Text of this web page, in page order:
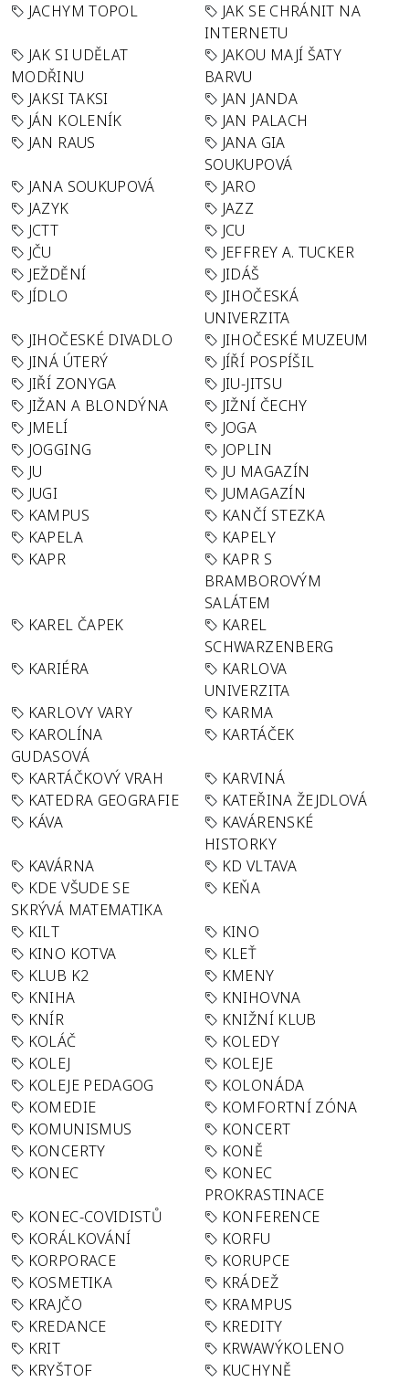
JACHYM TOPOL
JAK SE CHRÁNIT NA
INTERNETU
JAK SI UDĚLAT
MODŘINU
JAKOU MAJÍ ŠATY
BARVU
JAKSI TAKSI
JAN JANDA
JÁN KOLENÍK
JAN PALACH
JAN RAUS
JANA GIA
SOUKUPOVÁ
JANA SOUKUPOVÁ
JARO
JAZYK
JAZZ
JCTT
JCU
JČU
JEFFREY A. TUCKER
JEŽDĚNÍ
JIDÁŠ
JÍDLO
JIHOČESKÁ
UNIVERZITA
JIHOČESKÉ DIVADLO
JIHOČESKÉ MUZEUM
JINÁ ÚTERÝ
JÍŘÍ POSPÍŠIL
JIŘÍ ZONYGA
JIU-JITSU
JIŽAN A BLONDÝNA
JIŽNÍ ČECHY
JMELÍ
JOGA
JOGGING
JOPLIN
JU
JU MAGAZÍN
JUGI
JUMAGAZÍN
KAMPUS
KANČÍ STEZKA
KAPELA
KAPELY
KAPR
KAPR S
BRAMBOROVÝM
SALÁTEM
KAREL ČAPEK
KAREL
SCHWARZENBERG
KARIÉRA
KARLOVA
UNIVERZITA
KARLOVY VARY
KARMA
KAROLÍNA
GUDASOVÁ
KARTÁČEK
KARTÁČKOVÝ VRAH
KARVINÁ
KATEDRA GEOGRAFIE
KATEŘINA ŽEJDLOVÁ
KÁVA
KAVÁRENSKÉ
HISTORKY
KAVÁRNA
KD VLTAVA
KDE VŠUDE SE
SKRÝVÁ MATEMATIKA
KEŇA
KILT
KINO
KINO KOTVA
KLEŤ
KLUB K2
KMENY
KNIHA
KNIHOVNA
KNÍR
KNIŽNÍ KLUB
KOLÁČ
KOLEDY
KOLEJ
KOLEJE
KOLEJE PEDAGOG
KOLONÁDA
KOMEDIE
KOMFORTNÍ ZÓNA
KOMUNISMUS
KONCERT
KONCERTY
KONĚ
KONEC
KONEC
PROKRASTINACE
KONEC-COVIDISTŮ
KONFERENCE
KORÁLKOVÁNÍ
KORFU
KORPORACE
KORUPCE
KOSMETIKA
KRÁDEŽ
KRAJČO
KRAMPUS
KREDANCE
KREDITY
KRIT
KRWAWÝKOLENO
KRYŠTOF
KUCHYNĚ